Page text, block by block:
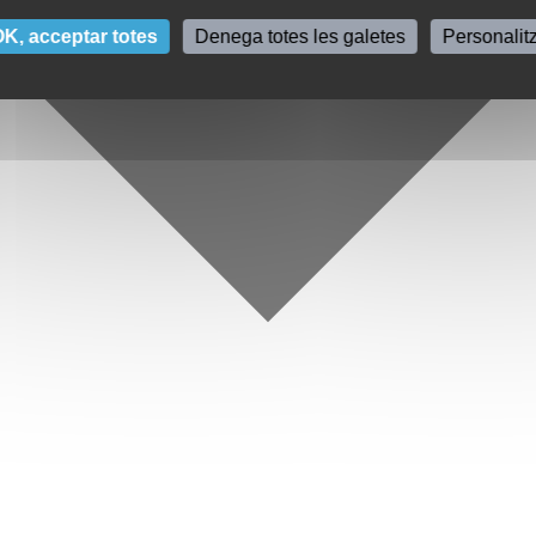
acceptar totes Denega totes les galetes